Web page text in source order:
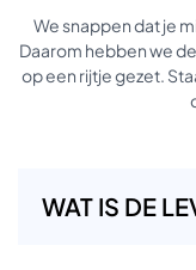
We snappen dat je
Daarom hebben we
op een rijtje gezet.
WAT IS DE